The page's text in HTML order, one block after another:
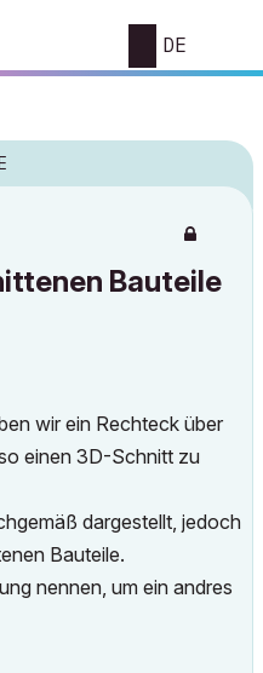
DE
Bauteile
wir ein Rechteck über
einen 3D-Schnitt zu
dargestellt, jedoch
Bauteile.
nennen, um ein andres